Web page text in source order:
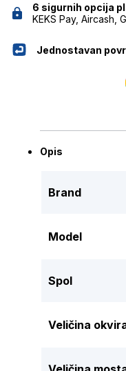
6 sigurnih opcija
KEKS Pay, Aircash,
Jednostavan
Opis
Brand
Model
Spol
Veličina